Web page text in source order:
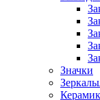
Значки